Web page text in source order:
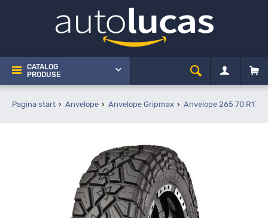
CATALOG
PRODUSE
Pagina start Anvelope Anvelope Gripmax Anvelope 265 70 R17